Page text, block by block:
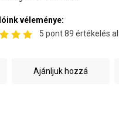
véleménye:
5 pont 89 értékelés
Ajánljuk hozzá